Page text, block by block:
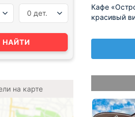
Кафе
красивый
0 дет.
НАЙТИ
на карте